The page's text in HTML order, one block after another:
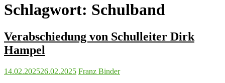
Schlagwort: Schulband
Verabschiedung von Schulleiter Dirk
Hampel
14.02.202526.02.2025 Franz Binder